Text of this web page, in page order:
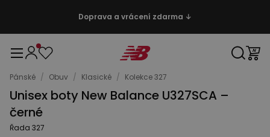
Doprava a vrácení zdarma ↓
Pánské / Obuv / Klasické / Kolekce 327
Unisex boty New Balance U327SCA –
černé
Řada 327